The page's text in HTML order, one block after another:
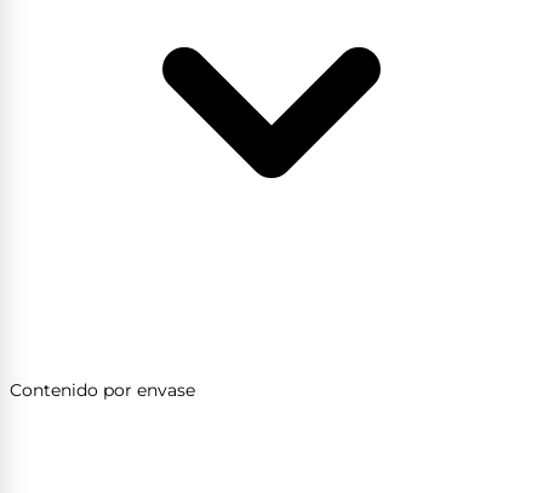
Contenido por envase